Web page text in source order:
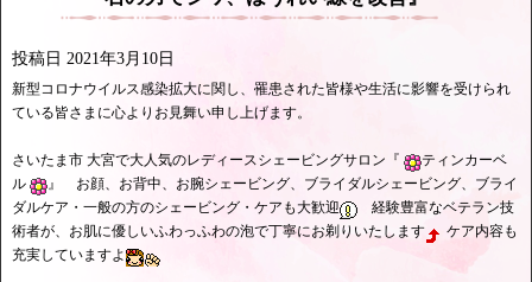
投稿日 2021年3月10日
新型コロナウイルス感染拡大に関し、罹患された皆様や生活に影響を受けられ
ている皆さまに心よりお見舞い申し上げます。
さいたま市 大宮で大人気のレディースシェービングサロン『
ティンカーベ
ル
』 お顔、お背中、お腕シェービング、ブライダルシェービング、ブライ
ダルケア・一般の方のシェービング・ケアも大歓迎
経験豊富なベテラン技
術者が、お肌に優しいふわっふわの泡で丁寧にお剃りいたします
ケア内容も
充実していますよ